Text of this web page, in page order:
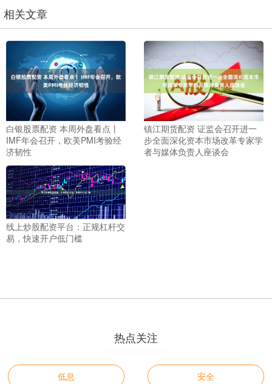
相关文章
白银股票配资 本周外盘看点丨
IMF年会召开，欧美PMI考验经
济韧性
镇江期货配资 证监会召开进一
步全面深化资本市场改革专家学
者与媒体负责人座谈会
线上炒股配资平台：正规杠杆交
易，快速开户低门槛
热点关注
低息 安全